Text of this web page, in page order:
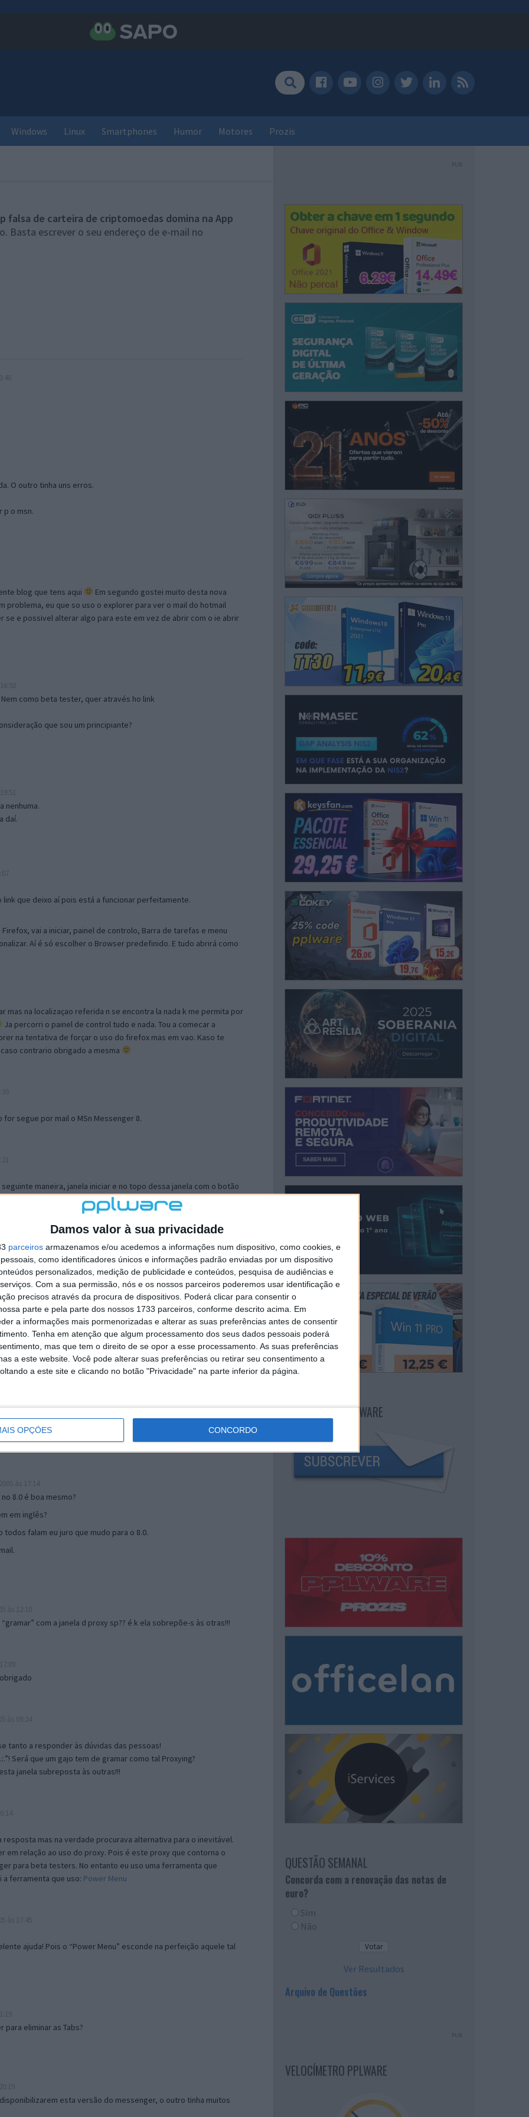
Damos valor à sua privacidade
parceiros armazenamos e/ou acedemos a informações num dispositivo, como cookies, e
como identificadores únicos e informações padrão enviadas por um dispositivo
personalizados, medição de publicidade e conteúdos, pesquisa de audiências e
Com a sua permissão, nós e os nossos parceiros poderemos usar identificação e
precisos através da procura de dispositivos. Poderá clicar para consentir o
parte e pela parte dos nossos 1733 parceiros, conforme descrito acima. Em
a informações mais pormenorizadas e alterar as suas preferências antes de consentir
Tenha em atenção que algum processamento dos seus dados pessoais poderá
mas que tem o direito de se opor a esse processamento. As suas preferências
a este website. Você pode alterar suas preferências ou retirar seu consentimento a
a este site e clicando no botão "Privacidade" na parte inferior da página.
OPÇÕES CONCORDO
Windows Linux Smartphones Humor Motores Prozis
falsa de carteira de criptomoedas domina na App
Basta escrever o seu endereço de e-mail no
O outro tinha uns erros.
p o msn.
blog que tens aqui
Em segundo gostei muito desta nova
problema, eu que so uso o explorer para ver o mail do hotmail
se e possivel alterar algo para este em vez de abrir com o ie abrir
como beta tester, quer através ho link
que sou um principiante?
nenhuma.
daí.
que deixo aí pois está a funcionar perfeitamente.
vai a iniciar, painel de controlo, Barra de tarefas e menu
Aí é só escolher o Browser predefinido. E tudo abrirá como
mas na localizaçao referida n se encontra la nada k me permita por
Ja percorri o painel de control tudo e nada. Tou a comecar a
na tentativa de forçar o uso do firefox mas em vao. Kaso te
contrario obrigado a mesma
for segue por mail o MSn Messenger 8.
maneira, janela iniciar e no topo dessa janela com o botão
separador Menu ‘Iniciar’ clica no botão ‘Personalizar’ aí
escolheres o Browser com que queres navegar e o gestor de
ao teu Firefox e nas ferramentas ou tools escolhes ‘Opções’ ou
e logo perto do fim encontras um local para colocares um visto
é o browser predefinido.
mail algum.
17:00
8.0 é boa mesmo?
em inglês?
falam eu juro que mudo para o 8.0.
com a janela d proxy sp?? é k ela sobrepõe-s às otras!!!
tanto a responder às dúvidas das pessoas!
Será que um gajo tem de gramar como tal Proxying?
janela subreposta às outras!!!
mas na verdade procurava alternativa para o inevitável.
em relação ao uso do proxy. Pois é este proxy que contorna o
para beta testers. No entanto eu uso uma ferramenta que
ferramenta que uso: Power Menu
ajuda! Pois o “Power Menu” esconde na perfeição aquele tal
para eliminar as Tabs?
esta versão do messenger, o outro tinha muitos
PUB
NEWSLETTER PPLWARE
QUESTÃO SEMANAL
Concorda com a renovação das notas de
euro?
Sim
Não
Ver Resultados
Arquivo de Questões
PUB
VELOCÍMETRO PPLWARE